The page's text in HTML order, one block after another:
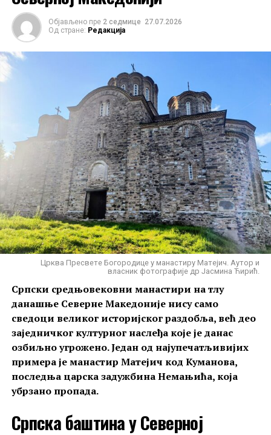
Објављено пре 2 седмице 27.07.2026
Од стране: Редакција
Црква Пресвете Богородице у манастиру Матејич. Аутор и
власник фотографије др Јасмина Ћирић.
Српски средњовековни манастири на тлу
данашње Северне Македоније нису само
сведоци великог историјског раздобља, већ део
заједничког културног наслеђа које је данас
озбиљно угрожено. Један од најупечатљивијих
примера је манастир Матејич код Куманова,
последња царска задужбина Немањића, која
убрзано пропада.
Српска баштина у Северној